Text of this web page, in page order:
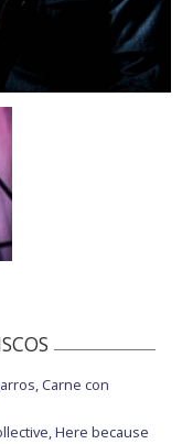
Carne con
Here because